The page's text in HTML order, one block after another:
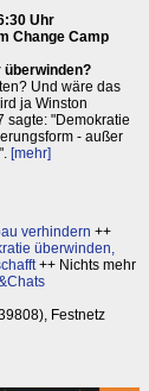
Uhr
Change Camp
überwinden?
Und wäre das
ja Winston
sagte: "Demokratie
- außer
[mehr]
verhindern ++
überwinden,
++ Nichts mehr
Festnetz